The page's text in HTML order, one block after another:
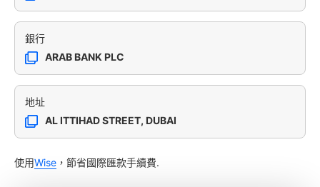
銀行
ARAB BANK PLC
地址
AL ITTIHAD STREET, DUBAI
使用Wise ，節省國際匯款手續費.